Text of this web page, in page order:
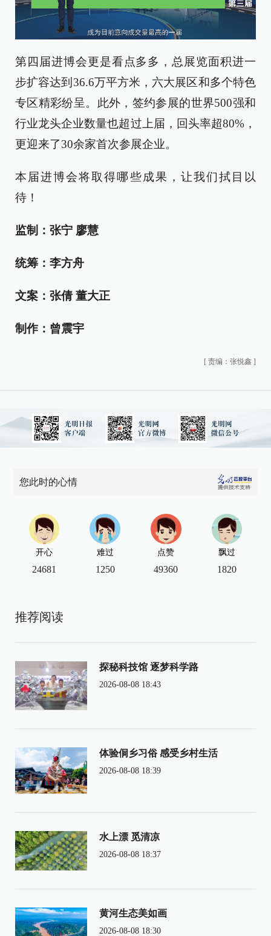
第四届进博会更是看点多多，总展览面积进一
步扩容达到36.6万平方米，六大展区和多个特色
专区精彩纷呈。此外，签约参展的世界500强和
行业龙头企业数量也超过上届，回头率超80%，
更迎来了30余家首次参展企业。
本届进博会将取得哪些成果，让我们拭目以
待！
监制：张宁 廖慧
统筹：李方舟
文案：张倩 董大正
制作：曾震宇
[ 责编：张悦鑫 ]
您此时的心情
开心
24681
难过
1250
点赞
49360
飘过
1820
推荐阅读
探秘科技馆 逐梦科学路
2026-08-08 18:43
体验侗乡习俗 感受乡村生活
2026-08-08 18:39
水上漂 觅清凉
2026-08-08 18:37
黄河生态美如画
2026-08-08 18:30